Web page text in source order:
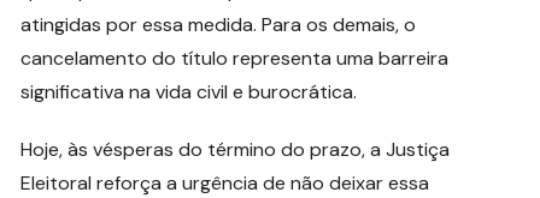
atingidas por essa medida. Para os demais, o
cancelamento do título representa uma barreira
significativa na vida civil e burocrática.
Hoje, às vésperas do término do prazo, a Justiça
Eleitoral reforça a urgência de não deixar essa